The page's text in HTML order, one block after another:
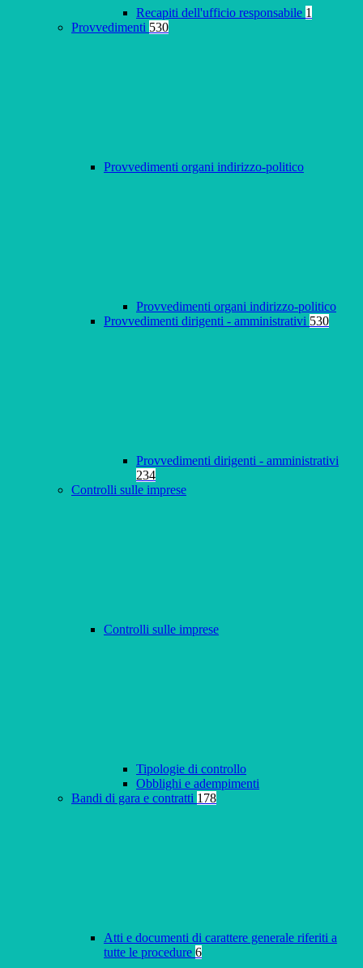
Recapiti dell'ufficio responsabile 1
Provvedimenti 530
Provvedimenti organi indirizzo-politico
Provvedimenti organi indirizzo-politico
Provvedimenti dirigenti - amministrativi 530
Provvedimenti dirigenti - amministrativi
234
Controlli sulle imprese
Controlli sulle imprese
Tipologie di controllo
Obblighi e adempimenti
Bandi di gara e contratti 178
Atti e documenti di carattere generale riferiti a
tutte le procedure 6